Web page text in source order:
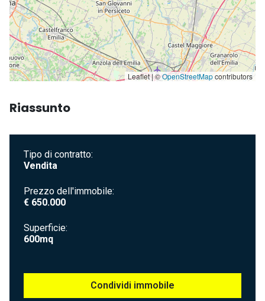
Leaflet | ©OpenStreetMapcontributors
Riassunto
Tipo di contratto
Vendita
Prezzo dell'immobile
€ 650.000
Superficie
600mq
Condividi immobile